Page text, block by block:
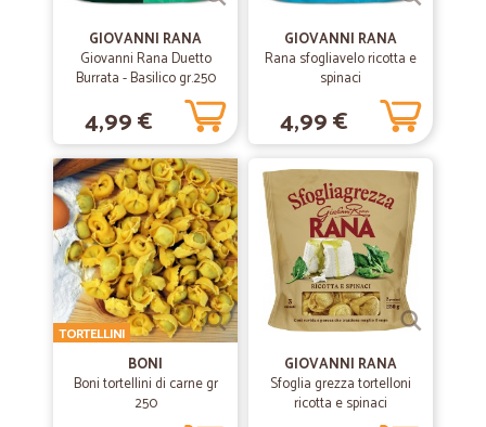
GIOVANNI RANA
Giovanni Rana Duetto
Burrata - Basilico gr.250
4,99 €
GIOVANNI RANA
Rana sfogliavelo ricotta e
spinaci
4,99 €
BONI
Boni tortellini di carne gr
250
TORTELLINI
GIOVANNI RANA
Sfoglia grezza tortelloni
ricotta e spinaci